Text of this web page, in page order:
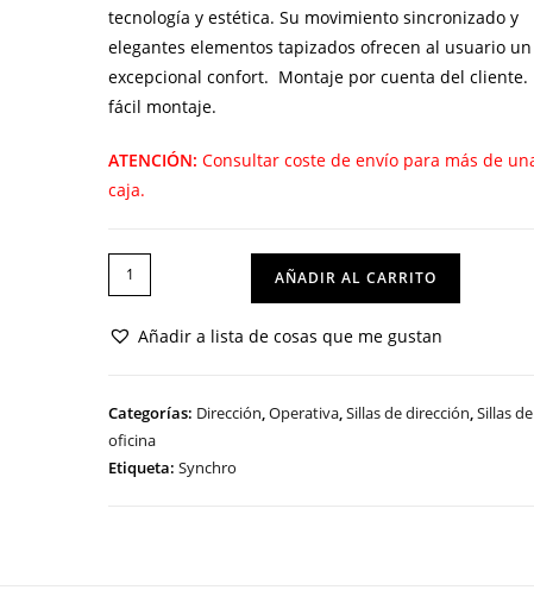
tecnología y estética. Su movimiento sincronizado y
elegantes elementos tapizados ofrecen al usuario un
excepcional confort. Montaje por cuenta del cliente.
fácil montaje.
ATENCIÓN: Consultar coste de envío para más de
caja.
SILLA
MOSCÚ
AGN
AÑADIR AL CARRITO
Añadir a lista de cosas que me gustan
Categorías: Dirección,Operativa,Sillas de dirección,Sillas de
oficina
Etiqueta:Synchro